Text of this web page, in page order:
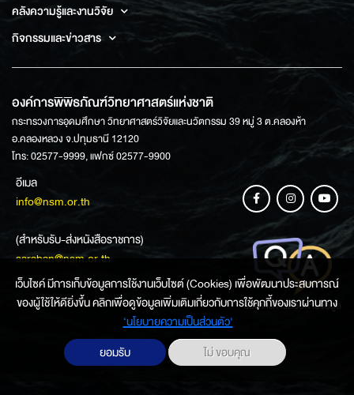
คลังความรู้และงานวิจัย
กิจกรรมและข่าวสาร
องค์การพิพิธภัณฑ์วิทยาศาสตร์แห่งชาติ
กระทรวงการอุดมศึกษา วิทยาศาสตร์วิจัยและนวัตกรรม 39 หมู่ 3 ต.คลองห้า
อ.คลองหลวง จ.ปทุมธานี 12120
โทร: 02577-9999, แฟกซ์ 02577-9900
อีเมล
info@nsm.or.th
(สำหรับรับ-ส่งหนังสือราชการ)
saraban@nsm.or.th
ช่องทางการสอบถามข้อมูล
เว็บไซค์ มีการเก็บข้อมูลการใช้งานเว็บไซต์ (Cookies) เพื่อพัฒนาประสบการณ์
ของผู้ใช้ให้ดียิ่งขึ้น คลิกเพื่อดูข้อมูลเพิ่มเติมเกี่ยวกับการใช้คุกกี้ของเราผ่านทาง
‘นโยบายความเป็นส่วนตัว'
ยอมรับ
ไม่ ขอบคุณ